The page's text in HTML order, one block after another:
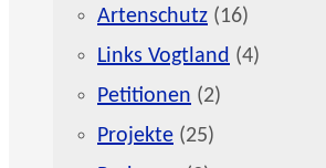
Artenschutz (16)
Links Vogtland (4)
Petitionen (2)
Projekte (25)